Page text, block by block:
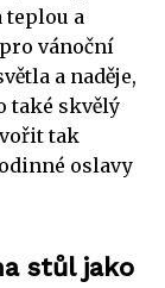
teplou a
vánoční
a naděje,
také skvělý
tak
oslavy
stůl jako